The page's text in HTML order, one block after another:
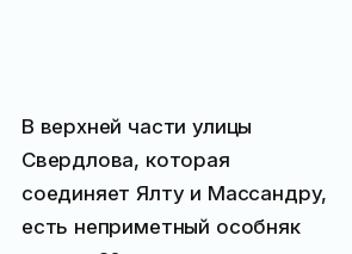
В верхней части улицы
Свердлова, которая
соединяет Ялту и Массандру,
есть неприметный особняк